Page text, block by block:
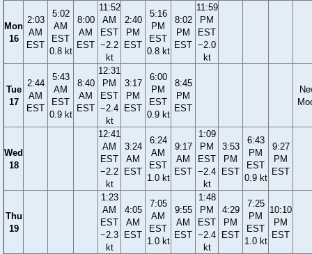
Mon
16
2:03
AM
EST
5:02
AM
EST
0.8 kt
8:00
AM
EST
11:52
AM
EST
−2.2
kt
2:40
PM
EST
5:16
PM
EST
0.8 kt
8:02
PM
EST
11:59
PM
EST
−2.0
kt
Tue
17
2:44
AM
EST
5:43
AM
EST
0.9 kt
8:40
AM
EST
12:31
PM
EST
−2.4
kt
3:17
PM
EST
6:00
PM
EST
0.9 kt
8:45
PM
EST
Wed
18
12:41
AM
EST
−2.2
kt
3:24
AM
EST
6:24
AM
EST
1.0 kt
9:17
AM
EST
1:09
PM
EST
−2.4
kt
3:53
PM
EST
6:43
PM
EST
0.9 kt
9:27
PM
EST
Thu
19
1:23
AM
EST
−2.3
kt
4:05
AM
EST
7:05
AM
EST
1.0 kt
9:55
AM
EST
1:48
PM
EST
−2.4
kt
4:29
PM
EST
7:25
PM
EST
1.0 kt
10:10
PM
EST